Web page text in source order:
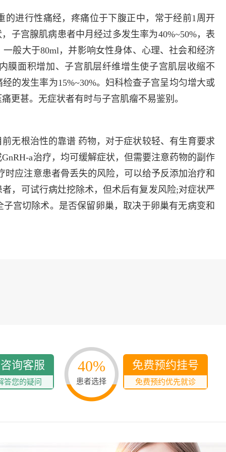
进行性痛经，疼痛位于下腹正中，常于经前1周开
子宫腺肌病患者中月经过多发生率为40%~50%，表
般大于80ml，并影响女性身体、心理、社会和经济
膜面积增加、子宫肌层纤维增生使子宫肌层收缩不
的发生率为15%~30%。妇科检查子宫呈均匀增大或
更甚。无症状者有时与子宫肌瘤不易鉴别。
无根治性的靠谱 药物，对于症状较轻、有生育要求
a治疗，均可缓解症状，但需要注意药物的副作
时应注意患者骨丢失的风险，可以给予反添加治疗和
，可试行病灶挖除术，但术后有复发风险;对症状严
宫切除术。是否保留卵巢，取决于卵巢有无病变和
询客服
答您的疑问
40%
患者选择
免费预约挂号
免费预约优先就诊
固性阴道炎...
咨询